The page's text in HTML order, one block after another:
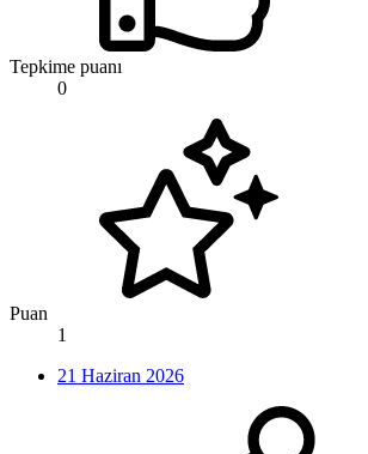
Tepkime puanı
0
Puan
1
21 Haziran 2026